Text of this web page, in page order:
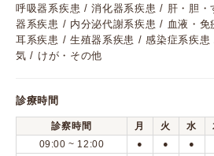
呼吸器系疾患 / 消化器系疾患 / 肝・胆
器系疾患 / 内分泌代謝系疾患 / 血液・
耳系疾患 / 生殖器系疾患 / 感染症系疾
気 / けが・その他
診療時間
診察時間 月 火 水
09:00 ~ 12:00
● ● ●